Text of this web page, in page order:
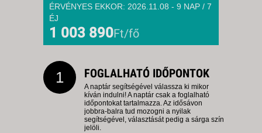
ÉRVÉNYES EKKOR: 2026.11.08 - 9 NAP / 7
ÉJ
1 003 890Ft/fő
1 FOGLALHATÓ IDŐPONTOK
A naptár segítségével válassza ki mikor
kíván indulni! A naptár csak a foglalható
időpontokat tartalmazza. Az idősávon
jobbra-balra tud mozogni a nyilak
segítségével, választását pedig a sárga szín
jelöli.